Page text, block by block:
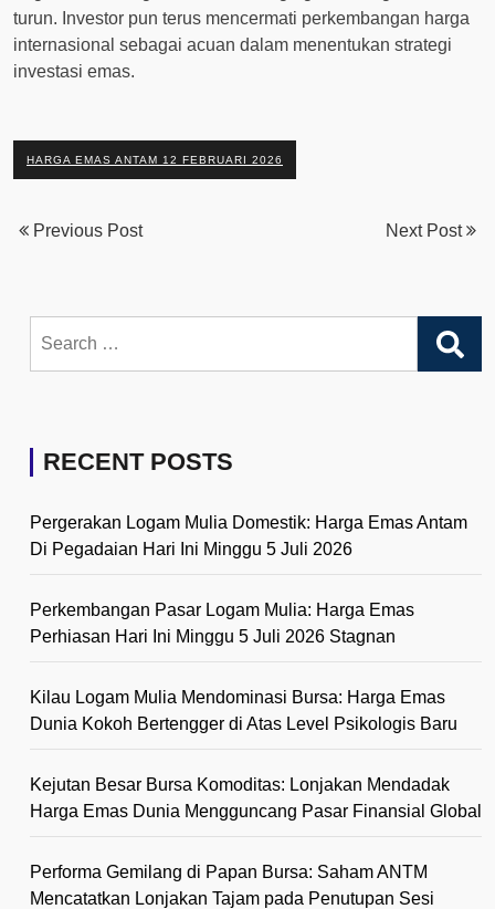
turun. Investor pun terus mencermati perkembangan harga
internasional sebagai acuan dalam menentukan strategi
investasi emas.
HARGA EMAS ANTAM 12 FEBRUARI 2026
Previous Post Next Post
for:
RECENT POSTS
Pergerakan Logam Mulia Domestik: Harga Emas Antam
Di Pegadaian Hari Ini Minggu 5 Juli 2026
Perkembangan Pasar Logam Mulia: Harga Emas
Perhiasan Hari Ini Minggu 5 Juli 2026 Stagnan
Kilau Logam Mulia Mendominasi Bursa: Harga Emas
Dunia Kokoh Bertengger di Atas Level Psikologis Baru
Kejutan Besar Bursa Komoditas: Lonjakan Mendadak
Harga Emas Dunia Mengguncang Pasar Finansial Global
Performa Gemilang di Papan Bursa: Saham ANTM
Mencatatkan Lonjakan Tajam pada Penutupan Sesi